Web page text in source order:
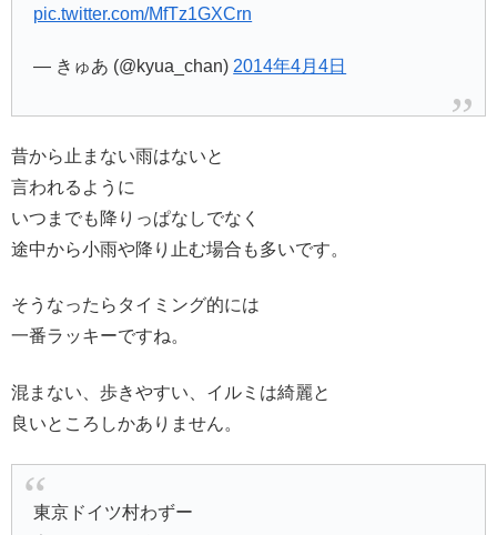
pic.twitter.com/MfTz1GXCrn
— きゅあ (@kyua_chan)2014年4月4日
昔から止まない雨はないと
言われるように
いつまでも降りっぱなしでなく
途中から小雨や降り止む場合も多いです。
そうなったらタイミング的には
一番ラッキーですね。
混まない、歩きやすい、イルミは綺麗と
良いところしかありません。
東京ドイツ村わずー